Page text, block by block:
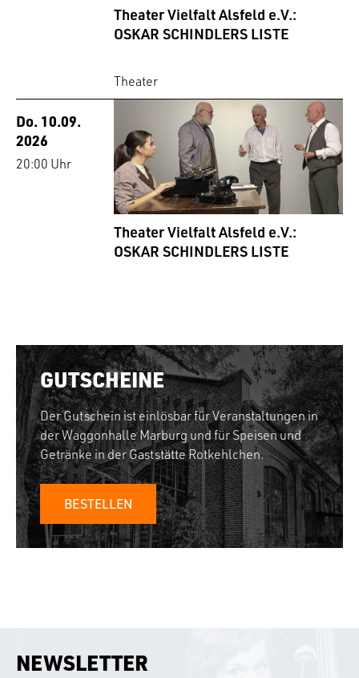
Theater Vielfalt Alsfeld e.V.:
OSKAR SCHINDLERS LISTE
Theater
Do. 10.09.
2026
20:00 Uhr
Theater Vielfalt Alsfeld e.V.:
OSKAR SCHINDLERS LISTE
GUTSCHEINE
Der Gutschein ist einlösbar für Veranstaltungen in
der Waggonhalle Marburg und für Speisen und
Getränke in der Gaststätte Rotkehlchen.
BESTELLEN
NEWSLETTER